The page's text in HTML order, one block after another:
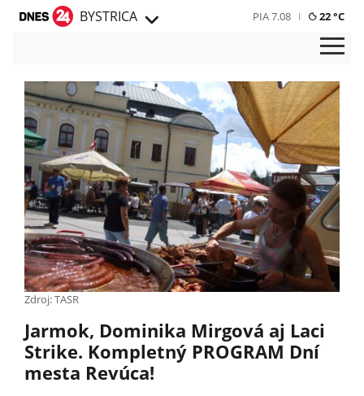
BYSTRICA PIA 7.08 22 °C
Zdroj: TASR
Jarmok, Dominika Mirgová aj Laci
Strike. Kompletný PROGRAM Dní
mesta Revúca!